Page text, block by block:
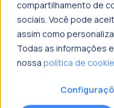
compartilhamento de
sociais. Você pode
assim como
Todas as informações
nossa política de
o que procura?